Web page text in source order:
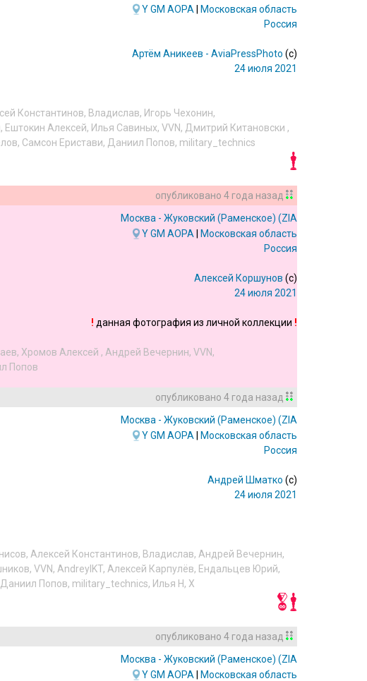
YGM AOPA
Московская область
Россия
Артём Аникеев - AviaPressPhoto (c)
24 июля 2021
Константинов, Владислав, Игорь Чехонин,
, Ештокин Алексей, Илья Савиных, VVN, Дмитрий Китановски ,
, Самсон Еристави, Даниил Попов, military_technics
опубликовано 4 года назад
Москва - Жуковский (Раменское) (ZIA/UUBW)
YGM AOPA
Московская область
Россия
Алексей Коршунов (c)
24 июля 2021
! данная фотография из личной коллекции !
, Хромов Алексей , Андрей Вечернин, VVN,
Попов
опубликовано 4 года назад
Москва - Жуковский (Раменское) (ZIA/UUBW)
YGM AOPA
Московская область
Россия
Андрей Шматко (c)
24 июля 2021
, Алексей Константинов, Владислав, Андрей Вечернин,
, VVN, AndreyIKT, Алексей Карпулёв, Ендальцев Юрий,
Даниил Попов, military_technics, Илья Н, X
опубликовано 4 года назад
Москва - Жуковский (Раменское) (ZIA/UUBW)
YGM AOPA
Московская область